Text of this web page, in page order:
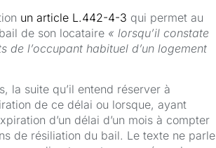
un article L.442-4-3 qui permet au
de son locataire « lorsqu’il constate
l’occupant habituel d’un logement
la suite qu’il entend réserver à
de ce délai ou lorsque, ayant
d’un délai d’un mois à compter
de résiliation du bail. Le texte ne parle